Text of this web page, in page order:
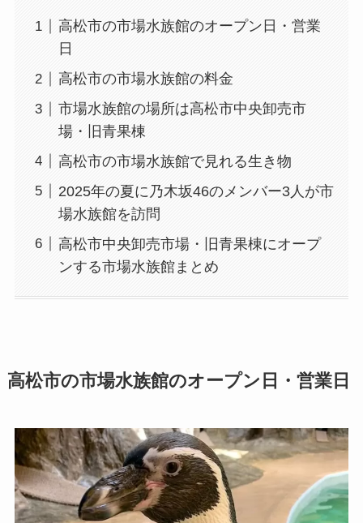
高松市の市場水族館のオープン日・営業
日
高松市の市場水族館の料金
市場水族館の場所は高松市中央卸売市
場・旧青果棟
高松市の市場水族館で見れる生き物
2025年の夏に乃木坂46のメンバー3人が市
場水族館を訪問
高松市中央卸売市場・旧青果棟にオープ
ンする市場水族館まとめ
高松市の市場水族館のオープン日・営業日